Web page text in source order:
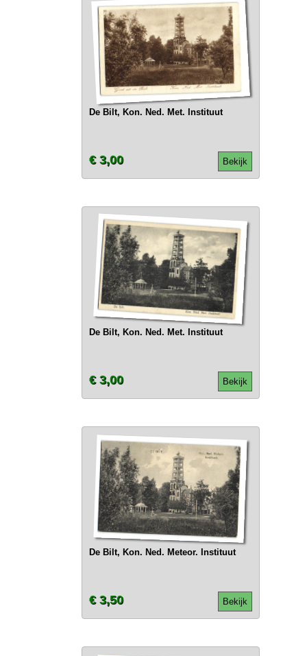
De Bilt, Kon. Ned. Met. Instituut
Bekijk
€ 3,00
De Bilt, Kon. Ned. Met. Instituut
Bekijk
€ 3,00
De Bilt, Kon. Ned. Meteor. Instituut
Bekijk
€ 3,50